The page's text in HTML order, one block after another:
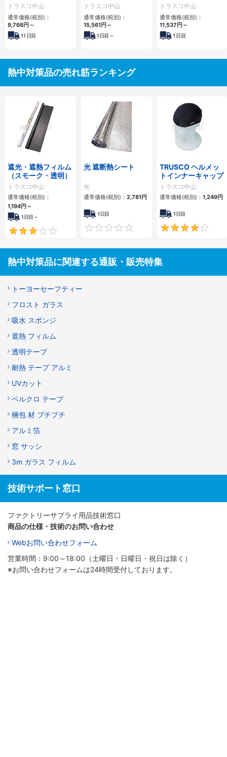
ーズ
トラスコ中山
通常価格(税別)：
9,766円 ～
11 日目
トラスコ中山
通常価格(税別)：
15,561円 ～
1日目～
トラスコ中山
通常価格(税別)：
11,537円 ～
1 日目
熱中対策品の売れ筋ランキング
遮光・遮熱フィルム
（スモーク・透明）
トラスコ中山
通常価格(税別)：
1,194円 ～
1日目～
3
光 遮断熱シート
光
通常価格(税別)： 2,781円
1日目
0
TRUSCO ヘルメッ
トインナーキャップ
トラスコ中山
通常価格(税別)： 1,249円
1日目
熱中対策品に関連する通販・販売特集
トーヨーセーフティー
フロスト ガラス
吸水 スポンジ
遮熱 フィルム
透明テープ
耐熱 テープ アルミ
UVカット
ベルクロ テープ
梱包 材 プチプチ
アルミ箔
窓 サッシ
3m ガラス フィルム
技術サポート窓口
ファクトリーサプライ用品技術窓口
商品の仕様・技術のお問い合わせ
Webお問い合わせフォーム
営業時間：9:00～18:00（土曜日・日曜日・祝日は除く）
※お問い合わせフォームは24時間受付しております。